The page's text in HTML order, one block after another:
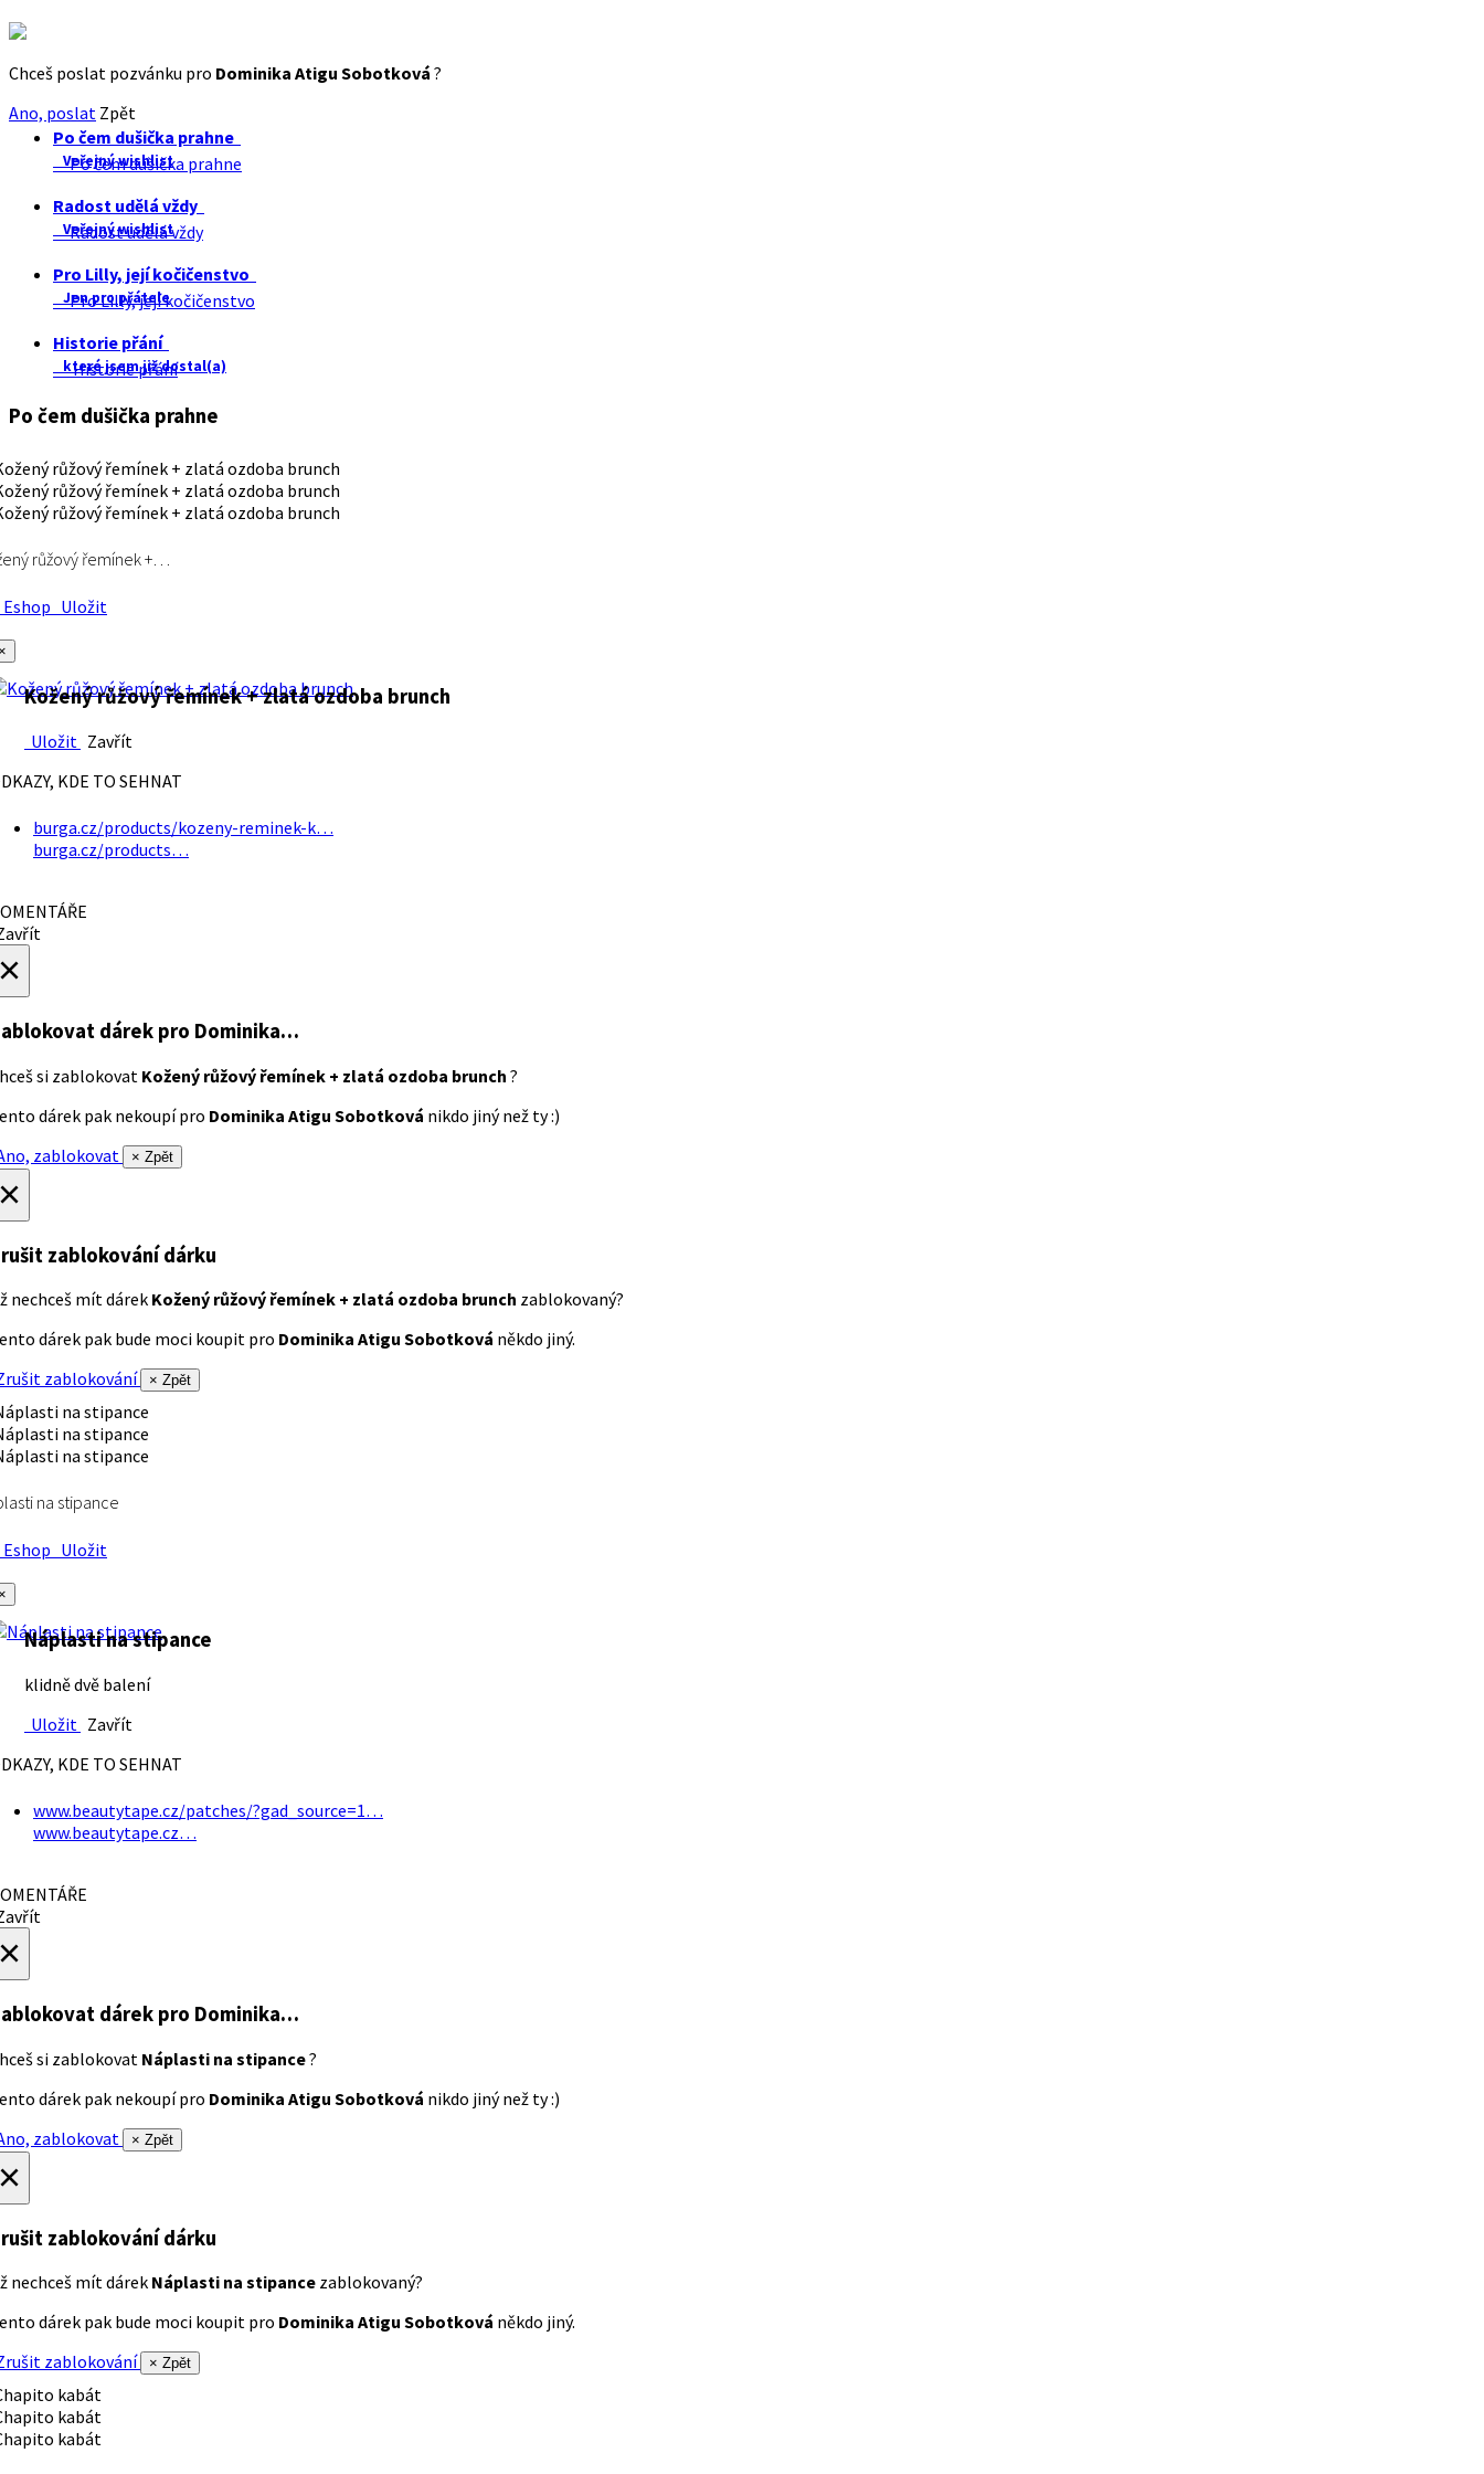
Chceš poslat pozvánku pro Dominika Atigu Sobotková ?
Ano, poslat Zpět
Po čem dušička prahne
Veřejný wishlist
Po čem dušička prahne
Radost udělá vždy
Veřejný wishlist
Radost udělá vždy
Pro Lilly, její kočičenstvo
Jen pro přátele
Pro Lilly, její kočičenstvo
Historie přání
které jsem již dostal(a)
Historie přání
Po čem dušička prahne
růžový řemínek +…
Uložit
Kožený růžový řemínek + zlatá ozdoba brunch
Uložit Zavřít
KDE TO SEHNAT
burga.cz/products/kozeny-reminek-k…
burga.cz/products…
dárek pro Dominika…
si zablokovat Kožený růžový řemínek + zlatá ozdoba brunch ?
dárek pak nekoupí pro Dominika Atigu Sobotková nikdo jiný než ty :)
zablokovat
× Zpět
zablokování dárku
nechceš mít dárek Kožený růžový řemínek + zlatá ozdoba brunch zablokovaný?
dárek pak bude moci koupit pro Dominika Atigu Sobotková někdo jiný.
zablokování
× Zpět
na stipance
Uložit
Náplasti na stipance
klidně dvě balení
Uložit Zavřít
KDE TO SEHNAT
www.beautytape.cz/patches/?gad_source=1…
www.beautytape.cz…
dárek pro Dominika…
si zablokovat Náplasti na stipance?
dárek pak nekoupí pro Dominika Atigu Sobotková nikdo jiný než ty :)
zablokovat
× Zpět
zablokování dárku
nechceš mít dárek Náplasti na stipance zablokovaný?
dárek pak bude moci koupit pro Dominika Atigu Sobotková někdo jiný.
zablokování
× Zpět